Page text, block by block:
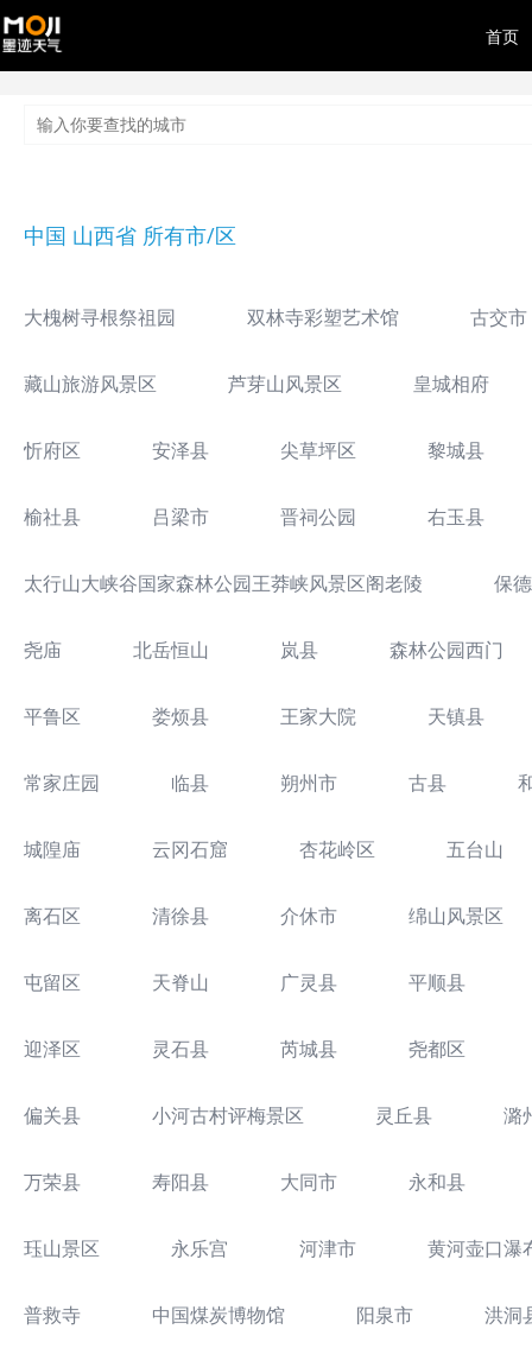
首页
中国 山西省 所有市/区
大槐树寻根祭祖园 双林寺彩塑艺术馆 古交市
藏山旅游风景区 芦芽山风景区 皇城相府
忻府区 安泽县 尖草坪区 黎城县
榆社县 吕梁市 晋祠公园 右玉县
太行山大峡谷国家森林公园王莽峡风景区阁老陵 保
尧庙 北岳恒山 岚县 森林公园西门
平鲁区 娄烦县 王家大院 天镇县
常家庄园 临县 朔州市 古县
城隍庙 云冈石窟 杏花岭区 五台山
离石区 清徐县 介休市 绵山风景区
屯留区 天脊山 广灵县 平顺县
迎泽区 灵石县 芮城县 尧都区
偏关县 小河古村评梅景区 灵丘县 潞
万荣县 寿阳县 大同市 永和县
珏山景区 永乐宫 河津市 黄河壶口瀑
普救寺 中国煤炭博物馆 阳泉市 洪洞